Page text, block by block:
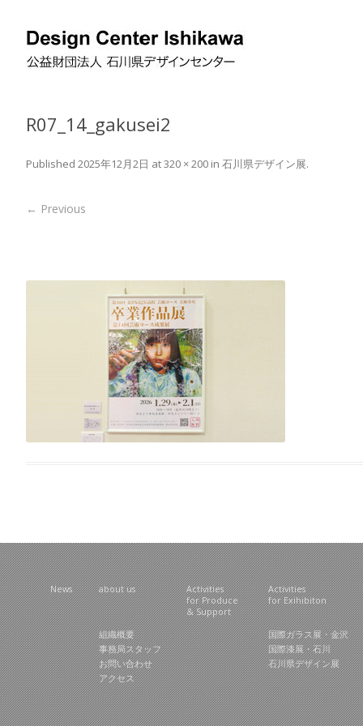
R07_14_gakusei2
Published 2025年12月2日 at320 × 200 in 石川県デザイン展.
← Previous
News about us
Activities
for Produce
& Support
Activities
for Exihibiton
組織概要
事務局スタッフ
お問い合わせ
アクセス
国際ガラス展・金沢
国際漆展・石川
石川県デザイン展